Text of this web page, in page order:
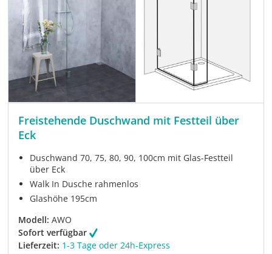
Freistehende Duschwand mit Festteil über
Eck
Duschwand 70, 75, 80, 90, 100cm mit Glas-Festteil
über Eck
Walk In Dusche rahmenlos
Glashöhe 195cm
Modell: AWO
Sofort verfügbar
Lieferzeit: 1-3 Tage oder 24h-Express